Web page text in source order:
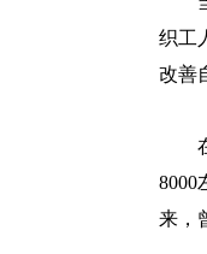
织工
改善
在
8000
来，